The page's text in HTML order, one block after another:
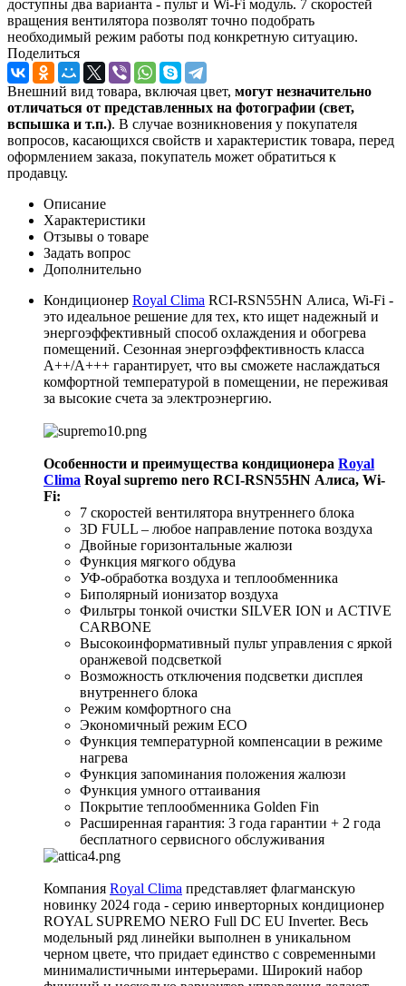
доступны два варианта - пульт и Wi-Fi модуль. 7 скоростей
вращения вентилятора позволят точно подобрать
необходимый режим работы под конкретную ситуацию.
Поделиться
Внешний вид товара, включая цвет, могут незначительно
отличаться от представленных на фотографии (свет,
вспышка и т.п.). В случае возникновения у покупателя
вопросов, касающихся свойств и характеристик товара, перед
оформлением заказа, покупатель может обратиться к
продавцу.
Описание
Характеристики
Отзывы о товаре
Задать вопрос
Дополнительно
Кондиционер Royal Clima RCI-RSN55HN Алиса, Wi-Fi -
это идеальное решение для тех, кто ищет надежный и
энергоэффективный способ охлаждения и обогрева
помещений. Сезонная энергоэффективность класса
А++/A+++ гарантирует, что вы сможете наслаждаться
комфортной температурой в помещении, не переживая
за высокие счета за электроэнергию.
Особенности и преимущества кондиционера Royal
Clima Royal supremo nero RCI-RSN55HN Алиса, Wi-
Fi:
7 скоростей вентилятора внутреннего блока
3D FULL – любое направление потока воздуха
Двойные горизонтальные жалюзи
Функция мягкого обдува
УФ-обработка воздуха и теплообменника
Биполярный ионизатор воздуха
Фильтры тонкой очистки SILVER ION и ACTIVE
CARBONE
Высокоинформативный пульт управления с яркой
оранжевой подсветкой
Возможность отключения подсветки дисплея
внутреннего блока
Режим комфортного сна
Экономичный режим ECO
Функция температурной компенсации в режиме
нагрева
Функция запоминания положения жалюзи
Функция умного оттаивания
Покрытие теплообменника Golden Fin
Расширенная гарантия: 3 года гарантии + 2 года
бесплатного сервисного обслуживания
Компания Royal Clima представляет флагманскую
новинку 2024 года - серию инверторных кондиционер
ROYAL SUPREMO NERO Full DC EU Inverter. Весь
модельный ряд линейки выполнен в уникальном
черном цвете, что придает единство с современными
минималистичными интерьерами. Широкий набор